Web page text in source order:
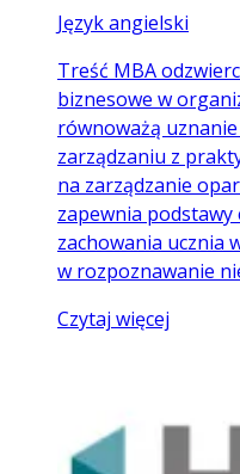
Język angielski
Treść MBA
biznesowe w
równoważą
zarządzaniu z
na zarządzanie
zapewnia podstawy
zachowania ucznia
w rozpoznawanie
Czytaj więcej